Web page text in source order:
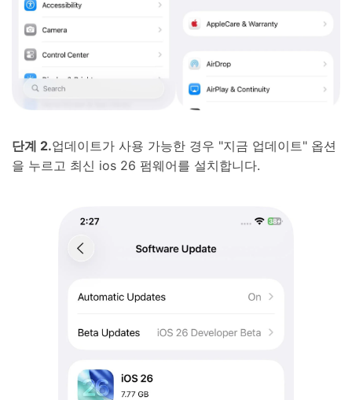
단계 2.업데이트가 사용 가능한 경우 "지금 업데이트" 옵션
을 누르고 최신 ios 26 펌웨어를 설치합니다.